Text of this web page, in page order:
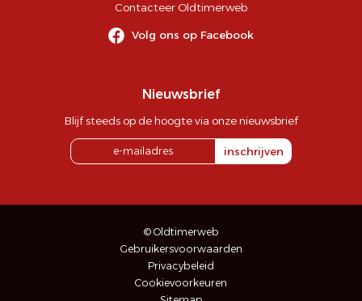
Contacteer Oldtimerweb
Volg ons op Facebook
Nieuwsbrief
Blijf steeds op de hoogte via onze nieuwsbrief
inschrijven
© Oldtimerweb
Gebruikersvoorwaarden
Privacybeleid
Cookievoorkeuren